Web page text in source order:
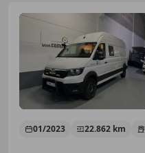
01/2023 22.862 km